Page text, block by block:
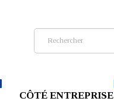
CÔTÉ ENTREPRISE